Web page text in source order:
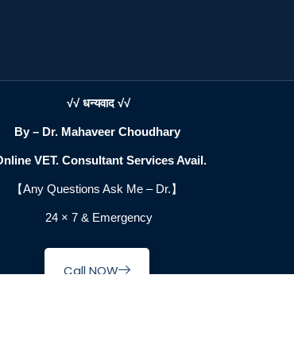
√√ धन्यवाद √√
By – Dr. Mahaveer Choudhary
VET. Consultant Services Avail.
【Any Questions Ask Me – Dr. 】
24 × 7 & Emergency
Call NOW